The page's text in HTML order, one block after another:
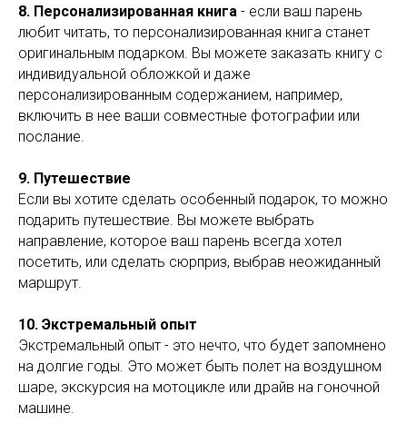
8. Персонализированная книга - если ваш парень
любит читать, то персонализированная книга станет
оригинальным подарком. Вы можете заказать книгу с
индивидуальной обложкой и даже
персонализированным содержанием, например,
включить в нее ваши совместные фотографии или
послание.
9. Путешествие
Если вы хотите сделать особенный подарок, то можно
подарить путешествие. Вы можете выбрать
направление, которое ваш парень всегда хотел
посетить, или сделать сюрприз, выбрав неожиданный
маршрут.
10. Экстремальный опыт
Экстремальный опыт - это нечто, что будет запомнено
на долгие годы. Это может быть полет на воздушном
шаре, экскурсия на мотоцикле или драйв на гоночной
машине.